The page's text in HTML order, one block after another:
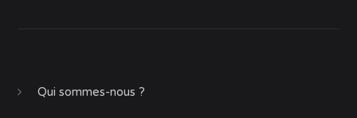
Qui sommes-nous ?